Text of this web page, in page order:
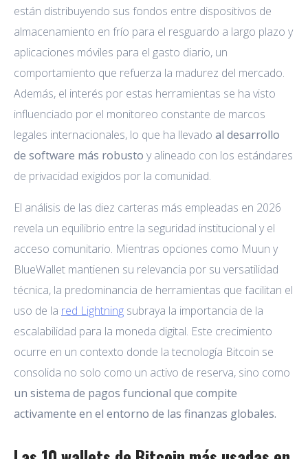
están distribuyendo sus fondos entre dispositivos de
almacenamiento en frío para el resguardo a largo plazo y
aplicaciones móviles para el gasto diario, un
comportamiento que refuerza la madurez del mercado.
Además, el interés por estas herramientas se ha visto
influenciado por el monitoreo constante de marcos
legales internacionales, lo que ha llevado al desarrollo
de software más robusto y alineado con los estándares
de privacidad exigidos por la comunidad.
El análisis de las diez carteras más empleadas en 2026
revela un equilibrio entre la seguridad institucional y el
acceso comunitario. Mientras opciones como Muun y
BlueWallet mantienen su relevancia por su versatilidad
técnica, la predominancia de herramientas que facilitan el
uso de la red Lightning subraya la importancia de la
escalabilidad para la moneda digital. Este crecimiento
ocurre en un contexto donde la tecnología Bitcoin se
consolida no solo como un activo de reserva, sino como
un sistema de pagos funcional que compite
activamente en el entorno de las finanzas globales.